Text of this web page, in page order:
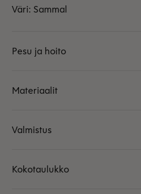
Väri: Sammal
Pesu ja hoito
Materiaalit
Valmistus
Kokotaulukko